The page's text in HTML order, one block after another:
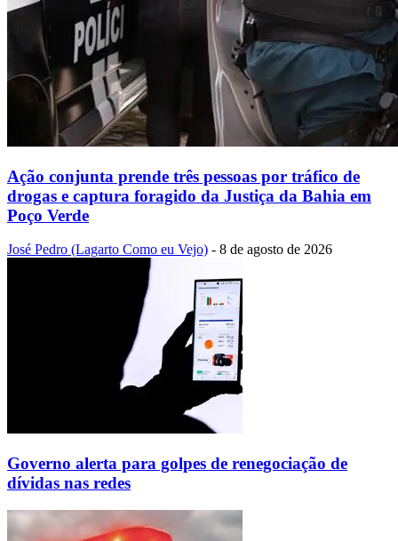
Ação conjunta prende três pessoas por tráfico de
drogas e captura foragido da Justiça da Bahia em
Poço Verde
José Pedro (Lagarto Como eu Vejo) - 8 de agosto de 2026
Governo alerta para golpes de renegociação de
dívidas nas redes